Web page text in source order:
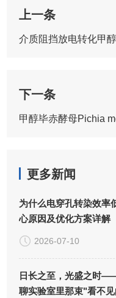
上一条
下一条
更多新闻
为什么电穿孔转染效率
心原因及优化方案详解
2026-07-10
日长之至，光盛之时
聊实验室里那束"看不